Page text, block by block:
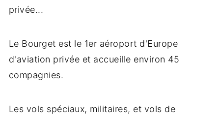
privée...
Le Bourget est le 1er aéroport d'Europe
d'aviation privée et accueille environ 45
compagnies.
Les vols spéciaux, militaires, et vols de